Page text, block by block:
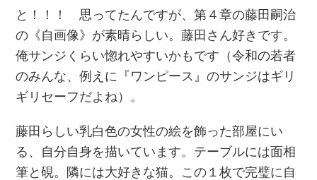
と！！！ 思ってたんですが、第４章の藤田嗣治
の《自画像》が素晴らしい。藤田さん好きです。
俺サンジくらい惚れやすいかもです（令和の若者
のみんな、例えに『ワンピース』のサンジはギリ
ギリセーフだよね）。
藤田らしい乳白色の女性の絵を飾った部屋にい
る、自分自身を描いています。テーブルには面相
筆と硯。隣には大好きな猫。この１枚で完璧に自